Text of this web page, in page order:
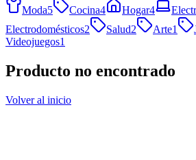
Moda5 Cocina4 Hogar4
Electrodomésticos2 Salud2 Arte1
Videojuegos1
Producto no encontrado
Volver al inicio